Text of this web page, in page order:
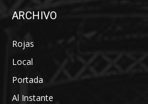
ARCHIVO
Rojas
Local
Portada
Al Instante